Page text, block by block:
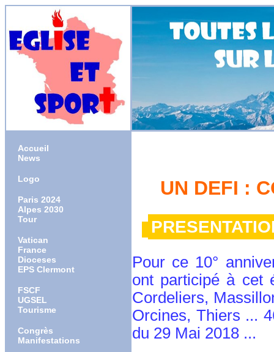
Accueil
News
Logo
Paris 2024
Alpes 2030
Tour
Vatican
France
Dioceses
EPS Clermont
FSCF
UGSEL
Tourisme
Congrès
Manifestations
UN DEFI :
Pour ce 10°
ont participé à cet
Cordeliers,
Orcines, Thiers ...
du 29 Mai 2018 ...